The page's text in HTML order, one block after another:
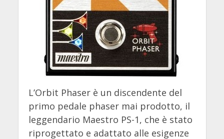
L’Orbit Phaser è un discendente del
primo pedale phaser mai prodotto, il
leggendario Maestro PS-1, che è stato
riprogettato e adattato alle esigenze